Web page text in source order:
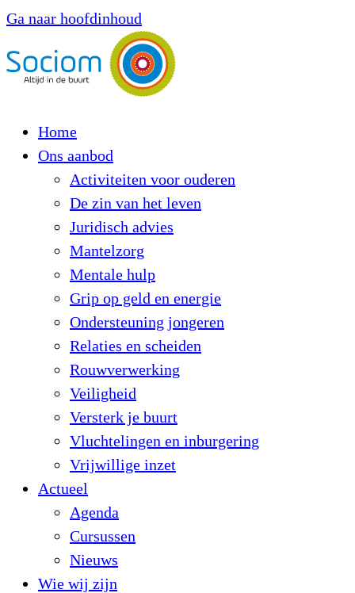
Ga naar hoofdinhoud
Home
Ons aanbod
Activiteiten voor ouderen
De zin van het leven
Juridisch advies
Mantelzorg
Mentale hulp
Grip op geld en energie
Ondersteuning jongeren
Relaties en scheiden
Rouwverwerking
Veiligheid
Versterk je buurt
Vluchtelingen en inburgering
Vrijwillige inzet
Actueel
Agenda
Cursussen
Nieuws
Wie wij zijn